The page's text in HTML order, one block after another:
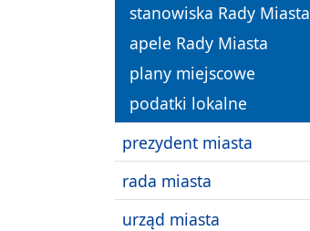
stanowiska Rady Miasta
apele Rady Miasta
plany miejscowe
podatki lokalne
prezydent miasta
rada miasta
urząd miasta